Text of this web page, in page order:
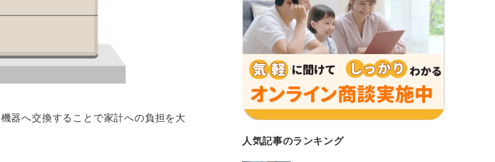
器へ交換することで家計への負担を大
人気記事のランキング